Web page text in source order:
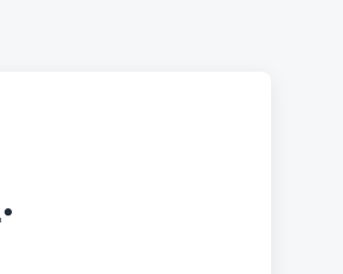
.